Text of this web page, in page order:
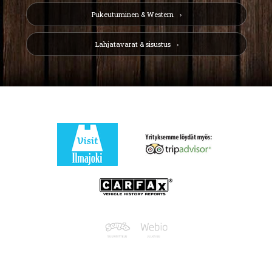
Pukeutuminen & Western
Lahjatavarat & sisustus